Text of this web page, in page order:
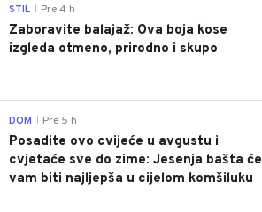
STIL Pre 4 h
Zaboravite balajaž: Ova boja kose
izgleda otmeno, prirodno i skupo
DOM Pre 5 h
Posadite ovo cvijeće u avgustu i
cvjetaće sve do zime: Jesenja bašta će
vam biti najljepša u cijelom komšiluku